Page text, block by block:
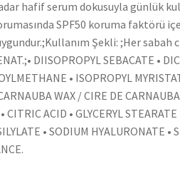
hafif serum dokusuyla günlük
SPF50 koruma faktörü
Şekli: ;Her
DIISOPROPYL SEBACATE •
• ISOPROPYL
WAX / CIRE DE
ACID • GLYCERYL
• SODIUM HYALURONATE